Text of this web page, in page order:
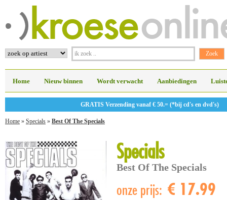
Home Nieuw binnen Wordt verwacht Aanbiedingen
GRATIS Verzending vanaf € 50.= (*bij cd's en dvd's)
Home » Specials » Best Of The Specials
Specials
Best Of The Specials
onze prijs: € 17.99